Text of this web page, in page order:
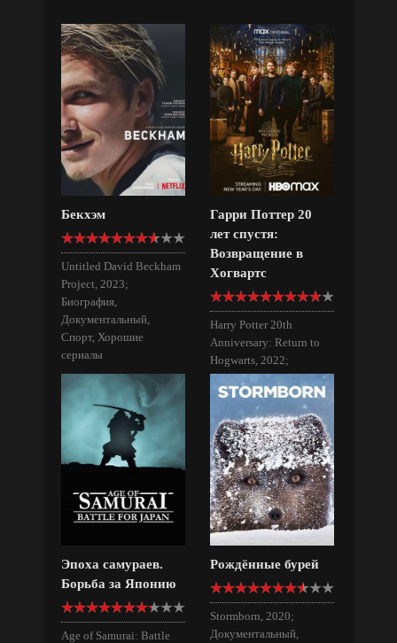
Бекхэм
Untitled David Beckham
Project, 2023;
Биография,
Документальный,
Спорт, Хорошие
сериалы
Гарри Поттер 20
лет спустя:
Возвращение в
Хогвартс
Harry Potter 20th
Anniversary: Return to
Hogwarts, 2022;
Франшиза Гарри
Поттер,
Документальный,
Фильмы для всей семьи
Эпоха самураев.
Борьба за Японию
Age of Samurai: Battle
Рождённые бурей
Stormborn, 2020;
Документальный,